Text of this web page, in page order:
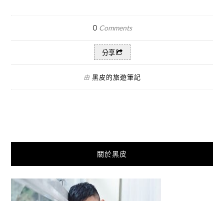
0 Comments
分享
由 黑皮的旅遊筆記
關於黑皮